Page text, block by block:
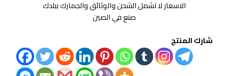
الاسعار لا تشمل الشحن والوثائق والجمارك ببلدك
صنع في الصين
شارك المنتج